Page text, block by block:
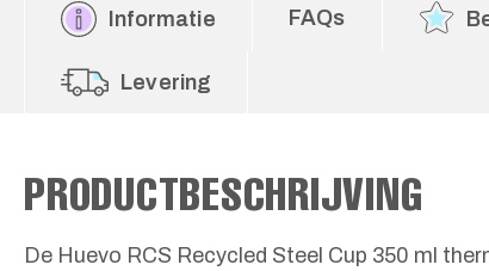
Informatie FAQs
Levering
PRODUCTBESCHRIJVING
De Huevo RCS Recycled Steel Cup 350 ml